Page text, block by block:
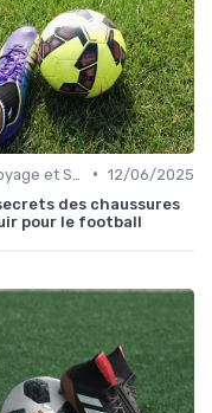
• 12/06/2025
des chaussures
pour le football